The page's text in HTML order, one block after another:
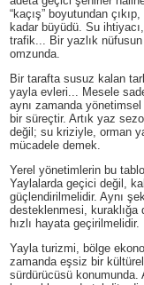
“kaçış” boyutundan
kadar büyüdü. Su
trafik... Bir yazlık
omzunda.
Bir tarafta susuz kalan
yayla evleri... Mesele
aynı zamanda yönetimsel
bir süreçtir. Artık yaz
değil; su kriziyle, orman
mücadele demek.
Yerel yönetimlerin bu
Yaylalarda geçici değil,
güçlendirilmelidir. Aynı
desteklenmesi, kuraklığa
hızlı hayata geçirilmelidir.
Yayla turizmi, bölge
zamanda eşsiz bir
sürdürücüsü konumunda.